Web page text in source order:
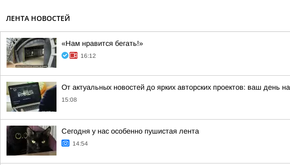
ЛЕНТА НОВОСТЕЙ
«Нам нравится бегать!»
16:12
От актуальных новостей до ярких авторских проектов: ваш день
15:08
Сегодня у нас особенно пушистая лента
14:54